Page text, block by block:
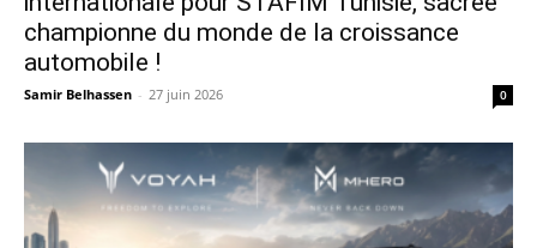
championne du monde de la croissance
automobile !
Samir Belhassen - 27 juin 2026 0